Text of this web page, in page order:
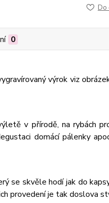
Do
0
výrok viz
v přírodě, na rybách
domácí pálenky
se skvěle hodí jak do
provedení je tak doslova